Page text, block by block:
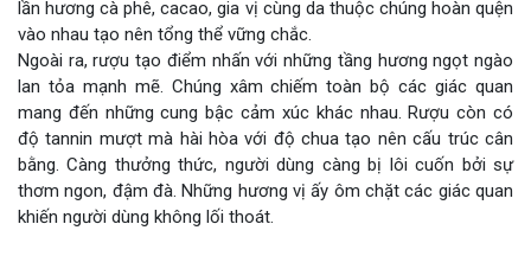
lần hương cà phê, cacao, gia vị cùng da thuộc chúng hoàn quện
vào nhau tạo nên tổng thể vững chắc.
Ngoài ra, rượu tạo điểm nhấn với những tầng hương ngọt ngào
lan tỏa mạnh mẽ. Chúng xâm chiếm toàn bộ các giác quan
mang đến những cung bậc cảm xúc khác nhau. Rượu còn có
độ tannin mượt mà hài hòa với độ chua tạo nên cấu trúc cân
bằng. Càng thưởng thức, người dùng càng bị lôi cuốn bởi sự
thơm ngon, đậm đà. Những hương vị ấy ôm chặt các giác quan
khiến người dùng không lối thoát.